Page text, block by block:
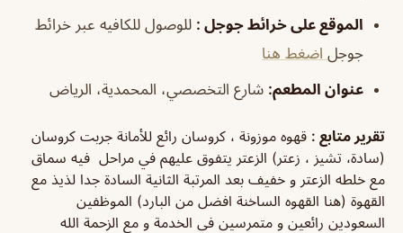
الموقع على خرائط جوجل : للوصول للكافيه عبر خرائط
جوجل اضغط هنا
عنوان المطعم: شارع التخصصي، المحمدية، الرياض
تقرير متابع : قهوه موزونة ، كروسان رائع للأمانة جربت كروسان
(سادة، تشيز ، زعتر) الزعتر يتفوق عليهم في مراحل فيه سماق
مع خلطه الزعتر و خفيف بعد المرتبة الثانية السادة جدا لذيذ مع
القهوة (هنا القهوه الساخنة افضل من البارد) الموظفين
السعودين رائعين و متمرسين في الخدمة و مع الزحمة الله